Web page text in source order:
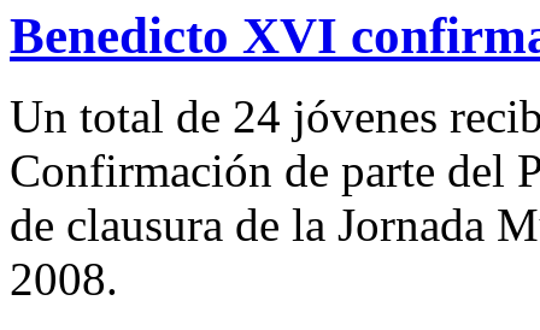
Benedicto XVI
Un total de 24 jóvenes
Confirmación de parte del
de clausura de la Jornada
2008.